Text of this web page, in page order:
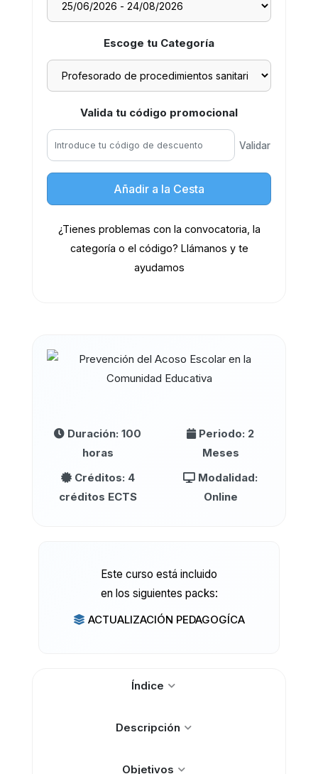
Duración: 100
horas
Periodo: 2
Meses
Créditos: 4
créditos ECTS
Modalidad:
Online
Este curso está incluido
en los siguientes packs:
ACTUALIZACIÓN PEDAGOGÍCA
Índice
Descripción
Objetivos
Escoge tu Categoría
Valida tu código promocional
Validar
Añadir a la Cesta
¿Tienes problemas con la convocatoria, la
categoría o el código? Llámanos y te
ayudamos